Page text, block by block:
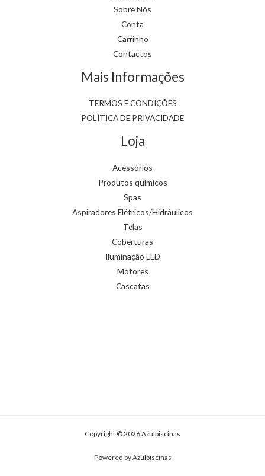
Sobre Nós
Conta
Carrinho
Contactos
Mais Informações
TERMOS E CONDIÇÕES
POLÍTICA DE PRIVACIDADE
Loja
Acessórios
Produtos químicos
Spas
Aspiradores Elétricos/Hidráulicos
Telas
Coberturas
Iluminação LED
Motores
Cascatas
Copyright © 2026 Azulpiscinas
Powered by Azulpiscinas